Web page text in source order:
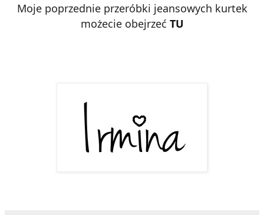
Moje poprzednie przeróbki jeansowych kurtek
możecie obejrzeć TU